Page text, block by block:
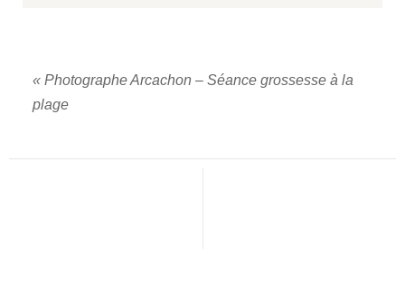
« Photographe Arcachon – Séance grossesse à la
plage